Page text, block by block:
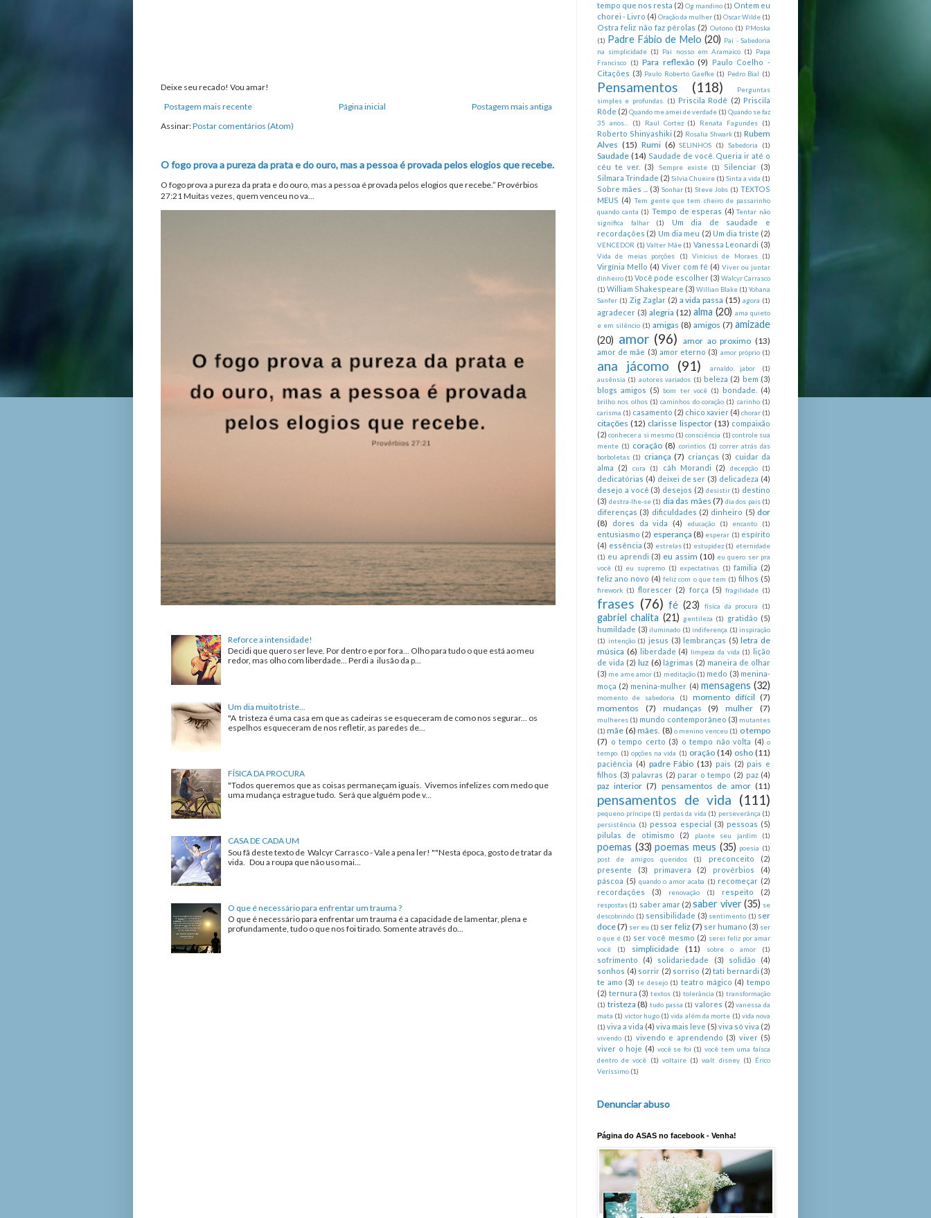
Deixe seu recado! Vou amar!
Postagem mais recente
Postagem mais antiga
Página inicial
Assinar:Postar comentários (Atom)
O fogo prova a pureza da prata e do ouro, mas a pessoa é provada pelos elogios que recebe.
O fogo prova a pureza da prata e do ouro, mas a pessoa é provada pelos elogios que recebe.” Provérbios
27:21 Muitas vezes, quem venceu no va...
Reforce a intensidade!
Decidi que quero ser leve. Por dentro e por fora... Olho para tudo o que está ao meu
redor, mas olho com liberdade... Perdi a ilusão da p...
Um dia muito triste...
"A tristeza é uma casa em que as cadeiras se esqueceram de como nos segurar... os
espelhos esqueceram de nos refletir, as paredes de...
FÍSICA DA PROCURA
"Todos queremos que as coisas permaneçam iguais. Vivemos infelizes com medo que
uma mudança estrague tudo. Será que alguém pode v...
CASA DE CADA UM
Sou fã deste texto de Walcyr Carrasco - Vale a pena ler! ""Nesta época, gosto de tratar da
vida. Dou a roupa que não uso mai...
O que é necessário para enfrentar um trauma ?
O que é necessário para enfrentar um trauma é a capacidade de lamentar, plena e
profundamente, tudo o que nos foi tirado. Somente através do...
tempo que nos resta (2) Og mandino (1) Ontem eu
chorei - Livro (4) Oração da mulher (1) Oscar Wilde (1)
Ostra feliz não faz pérolas (2) Outono (1) P.Moska
(1) Padre Fábio de Melo (20)
Pai - Sabedoria
na simplicidade (1) Pai nosso em Aramaico (1)
Papa
Francisco
(1) Para reflexão (9)
Paulo Coelho -
Citações (3) Paulo Roberto Gaefke (1) Pedro Bial (1)
Pensamentos (118)
Perguntas
simples e profundas. (1) Priscila Rodê (2) Priscila
Rôde (2) Quando me amei de verdade (1) Quando se faz
35 anos...
(1) Raul Cortez (1) Renata Fagundes (1)
Roberto Shinyashiki (2) Rosalia Shwark (1) Rubem
Alves (15) Rumi (6) SELINHOS (1) Sabedoria (1)
Saudade (14) Saudade de você. Queria ir até o
céu te ver.
(3) Sempre existe (1) Silenciar (3)
Silmara Trindade (2) Silvia Chueire (1) Sinta a vida (1)
Sobre mães ... (3) Sonhar (1) Steve Jobs (1) TEXTOS
MEUS (4) Tem gente que tem cheiro de passarinho
quando canta (1) Tempo de esperas (4) Tentar não
significa falhar
(1)
Um dia de saudade e
recordações (2) Um dia meu (2) Um dia triste (2)
VENCEDOR (1) Valter Mãe (1) Vanessa Leonardi (3)
Vida de meias porções (1) Vinícius de Moraes (1)
Virgínia Mello (4) Viver com fé (4) Viver ou juntar
dinheiro (1) Você pode escolher (3) Walcyr Carrasco
(1) William Shakespeare (3) Willian Blake (1) Yohana
Sanfer (1) Zig Zaglar (2) a vida passa (15) agora (1)
agradecer (3) alegria (12) alma (20) ama quieto
e em silêncio (1) amigas (8) amigos (7) amizade
(20) amor (96) amor ao proximo (13)
amor de mãe (3) amor eterno (3) amor próprio (1)
ana jácomo (91) arnaldo jabor
(1)
ausênsia (1) autores variados (1) beleza (2) bem (3)
blogs amigos (5) bom ter você (1) bondade. (4)
brilho nos olhos (1) caminhos do coração (1) carinho (1)
carisma (1) casamento (2) chico xavier (4) chorar (1)
citações (12) clarisse lispector (13) compaixão
(2) conhecer a si mesmo (1) consciência (1) controle sua
mente (1) coração (8) corintios (1) correr atrás das
borboletas (1) criança (7) crianças (3) cuidar da
alma
(2) cura (1) cáh Morandi (2) decepção (1)
dedicatórias (4) deixei de ser (3) delicadeza (4)
desejo a você (3) desejos (2) desistir (1) destino
(3) destra-lhe-se (1) dia das mães (7) dia dos pais (1)
diferenças (3) dificuldades (2) dinheiro (5) dor
(8)
dores da vida (4) educação (1) encanto (1)
entusiasmo (2) esperança (8) esperar (1) espírito
(4) essência (3) estrelas (1) estupidez (1) eternidade
(1) eu aprendi (3) eu assim (10) eu quero ser pra
você (1) eu supremo (1) expectativas (1) familia (2)
feliz ano novo (4) feliz com o que tem (1) filhos (5)
firework (1) florescer (2) força (5) fragilidade (1)
frases (76) fé (23) física da procura (1)
gabriel chalita (21) gentileza (1) gratidão (5)
humildade (3) iluminado (1) indiferença (1) inspiração
(1) intenção (1) jesus (3) lembranças (5) letra de
música (6) liberdade (4) limpeza da vida (1)
lição
de vida (2) luz (6) lágrimas (2) maneira de olhar
(3) me ame amor (1) meditação (1) medo (3) menina-
moça (2) menina-mulher (4) mensagens (32)
momento de sabedoria (1) momento difícil (7)
momentos
(7) mudanças (9) mulher (7)
mulheres (1) mundo contemporâneo (3) mutantes
(1) mãe (6) mães. (8) o menino venceu (1) o tempo
(7) o tempo certo (3) o tempo não volta (4) o
tempo. (1) opções na vida (1) oração (14) osho (11)
paciência (4) padre Fábio (13) pais (2) pais e
filhos (3) palavras (2) parar o tempo (2) paz (4)
paz interior (7) pensamentos de amor (11)
pensamentos de vida (111)
pequeno príncipe (1) perdas da vida (1) perseverânça (1)
persistência (1) pessoa especial (3) pessoas (5)
pilulas de otimismo
(2) plante seu jardim (1)
poemas (33) poemas meus (35) poesia (1)
post de amigos queridos
(1) preconceito
(2)
presente
(3) primavera (2) provérbios
(4)
páscoa (5) quando o amor acaba (1) recomeçar (2)
recordações
(3) renovação (1) respeito (2)
respostas (1) saber amar (2) saber viver (35) se
descobrindo (1) sensibilidade (3) sentimento (1) ser
doce(7) ser eu (1) ser feliz (7) ser humano (3) ser
o que é (1) ser você mesmo (2) serei feliz por amar
você
(1) simplicidade (11) sobre o amor (1)
sofrimento (4) solidariedade (3) solidão
(4)
sonhos (4) sorrir (2) sorriso (2) tati bernardi (3)
te amo (3) te desejo (1) teatro mágico (4) tempo
(2) ternura (3) textos (1) tolerância (1) transformação
(1) tristeza (8) tudo passa (1) valores (2) vanessa da
mata (1) victor hugo (1) vida além da morte (1) vida nova
(1) viva a vida (4) viva mais leve (5) viva só viva (2)
vivendo (1) vivendo e aprendendo (3) viver (5)
viver o hoje (4) você se foi (1) você tem uma faísca
dentro de você
(1) voltaire (1) walt disney (1)
Érico
Veríssimo (1)
Denunciar abuso
Página do ASAS no facebook - Venha!